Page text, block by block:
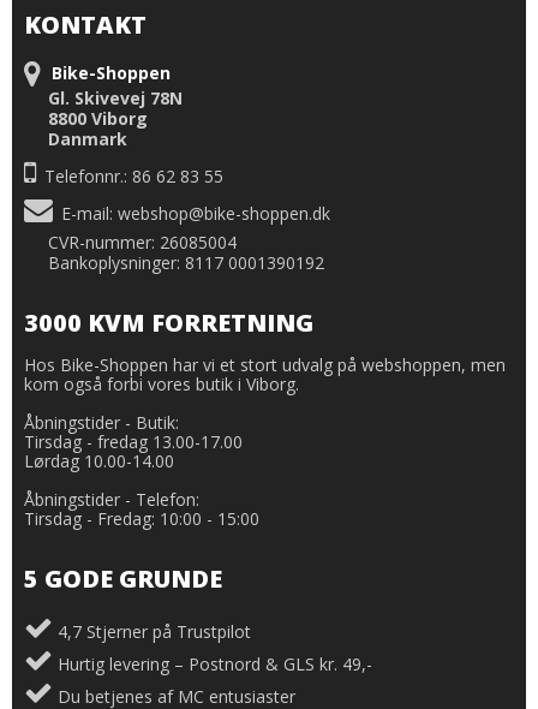
KONTAKT
Bike-Shoppen
Gl. Skivevej 78N
8800 Viborg
Danmark
Telefonnr.: 86 62 83 55
E-mail: webshop@bike-shoppen.dk
CVR-nummer: 26085004
Bankoplysninger: 8117 0001390192
3000 KVM FORRETNING
Hos Bike-Shoppen har vi et stort udvalg på webshoppen, men
kom også forbi vores butik i Viborg.
Åbningstider - Butik:
Tirsdag - fredag 13.00-17.00
Lørdag 10.00-14.00
Åbningstider - Telefon:
Tirsdag - Fredag: 10:00 - 15:00
5 GODE GRUNDE
4,7 Stjerner på Trustpilot
Hurtig levering – Postnord & GLS kr. 49,-
Du betjenes af MC entusiaster